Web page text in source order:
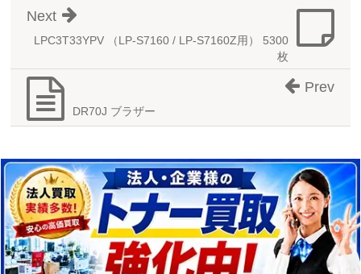
LPC3T33YPV （LP-S7160 / LP-S7160Z用） 5300
枚
Next
DR70J ブラザー
Prev